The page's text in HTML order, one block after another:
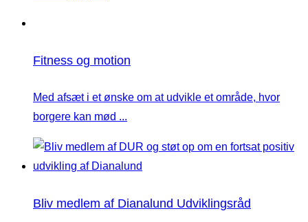
Fitness og motion
Med afsæt i et ønske om at udvikle et område, hvor
borgere kan mød ...
Bliv medlem af Dianalund Udviklingsråd